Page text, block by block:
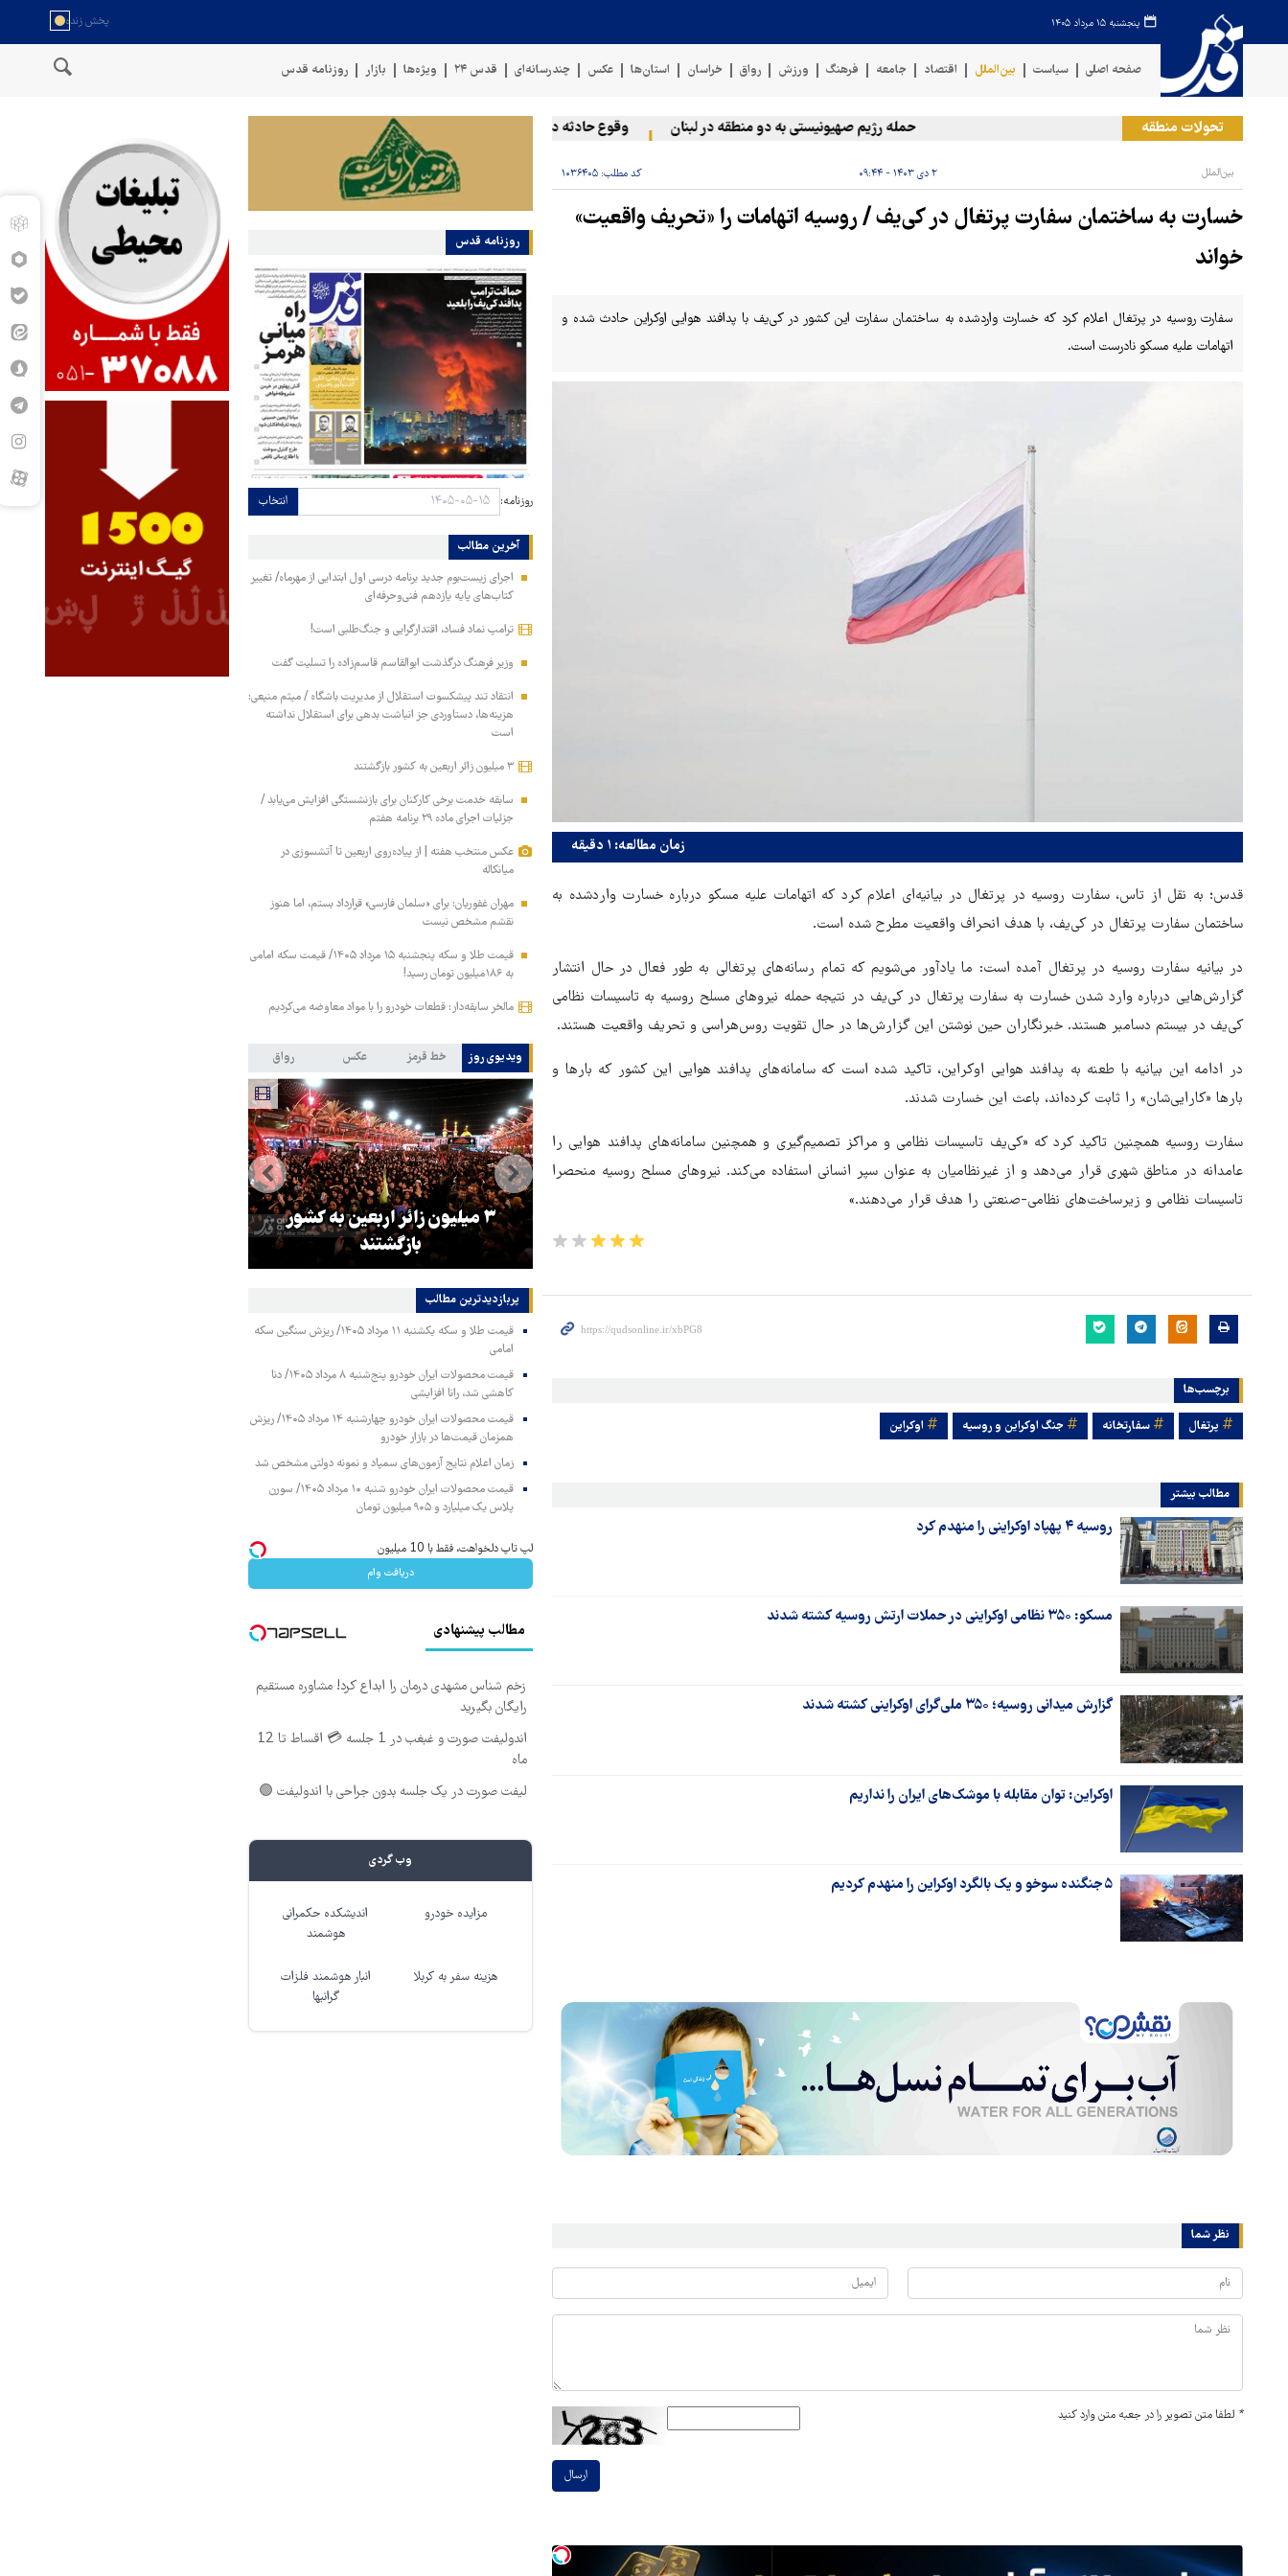
پنجشنبه ۱۵ مرداد ۱۴۰۵
صفحه اصلی سیاست بین‌الملل اقتصاد جامعه فرهنگ ورزش رواق خراسان استان‌ها عکس چندرسانه‌ای قدس ۲۴ ویژه‌ها بازار روزنامه قدس
تحولات منطقه حمله رژیم صهیونیستی به دو منطقه در لبنان وقوع حادثه دریایی در سواحل عمان سخنگوی نیروهای مسلح یمن: کشتی نفتی عربستان را با موشک بالستیک
بین‌الملل ۲ دی ۱۴۰۳ - ۰۹:۴۴ کد مطلب: ۱۰۳۶۴۰۵
خسارت به ساختمان سفارت پرتغال در کی‌یف / روسیه اتهامات را «تحریف واقعیت»
خواند
سفارت روسیه در پرتغال اعلام کرد که خسارت واردشده به ساختمان سفارت این کشور در کی‌یف با پدافند هوایی اوکراین حادث شده و
اتهامات علیه مسکو نادرست است.
زمان مطالعه: ۱ دقیقه
قدس؛ به نقل از تاس، سفارت روسیه در پرتغال در بیانیه‌ای اعلام کرد که اتهامات علیه مسکو درباره خسارت واردشده به
ساختمان سفارت پرتغال در کی‌یف، با هدف انحراف واقعیت مطرح شده است.
در بیانیه سفارت روسیه در پرتغال آمده است: ما یادآور می‌شویم که تمام رسانه‌های پرتغالی به طور فعال در حال انتشار
گزارش‌هایی درباره وارد شدن خسارت به سفارت پرتغال در کی‌یف در نتیجه حمله نیروهای مسلح روسیه به تاسیسات نظامی
کی‌یف در بیستم دسامبر هستند. خبرنگاران حین نوشتن این گزارش‌ها در حال تقویت روس‌هراسی و تحریف واقعیت هستند.
در ادامه این بیانیه با طعنه به پدافند هوایی اوکراین، تاکید شده است که سامانه‌های پدافند هوایی این کشور که بارها و
بارها «کارایی‌شان» را ثابت کرده‌اند، باعث این خسارت شدند.
سفارت روسیه همچنین تاکید کرد که «کی‌یف تاسیسات نظامی و مراکز تصمیم‌گیری و همچنین سامانه‌های پدافند هوایی را
عامدانه در مناطق شهری قرار می‌دهد و از غیرنظامیان به عنوان سپر انسانی استفاده می‌کند. نیروهای مسلح روسیه منحصرا
تاسیسات نظامی و زیرساخت‌های نظامی-صنعتی را هدف قرار می‌دهند.»
برچسب‌ها
پرتغال سفارتخانه جنگ اوکراین و روسیه اوکراین
مطالب بیشتر
روسیه ۴ پهپاد اوکراینی را منهدم کرد
مسکو: ۳۵۰ نظامی اوکراینی در حملات ارتش روسیه کشته شدند
گزارش میدانی روسیه؛ ۳۵۰ ملی‌گرای اوکراینی کشته شدند
اوکراین: توان مقابله با موشک‌های ایران را نداریم
۵ جنگنده سوخو و یک بالگرد اوکراین را منهدم کردیم
نظر شما
* لطفا متن تصویر را در جعبه متن وارد کنید
ارسال
روزنامه قدس
روزنامه: انتخاب
آخرین مطالب
اجرای زیست‌بوم جدید برنامه درسی اول ابتدایی از مهرماه/ تغییر
کتاب‌های پایه یازدهم فنی‌وحرفه‌ای
ترامپ نماد فساد، اقتدارگرایی و جنگ‌طلبی است!
وزیر فرهنگ درگذشت ابوالقاسم قاسم‌زاده را تسلیت گفت
انتقاد تند پیشکسوت استقلال از مدیریت باشگاه / میثم منیعی:
هزینه‌ها، دستاوردی جز انباشت بدهی برای استقلال نداشته
است
۳ میلیون زائر اربعین به کشور بازگشتند
سابقه خدمت برخی کارکنان برای بازنشستگی افزایش می‌یابد /
جزئیات اجرای ماده ۲۹ برنامه هفتم
عکس منتخب هفته | از پیاده‌روی اربعین تا آتشسوزی در
میانکاله
مهران غفوریان: برای «سلمان فارسی» قرارداد بستم، اما هنوز
نقشم مشخص نیست
قیمت طلا و سکه پنجشنبه ۱۵ مرداد ۱۴۰۵/ قیمت سکه امامی
به ۱۸۶میلیون تومان رسید!
مالخر سابقه‌دار: قطعات خودرو را با مواد معاوضه می‌کردیم
ویدیوی روز خط قرمز عکس رواق
جنگ‌طلبی است!
۳ میلیون زائر اربعین به کشور
بازگشتند
پربازدیدترین‌ مطالب
قیمت طلا و سکه یکشنبه ۱۱ مرداد ۱۴۰۵/ ریزش سنگین سکه
امامی
قیمت محصولات ایران خودرو پنج‌شنبه ۸ مرداد ۱۴۰۵/ دنا
کاهشی شد، رانا افزایشی
قیمت محصولات ایران خودرو چهارشنبه ۱۴ مرداد ۱۴۰۵/ ریزش
همزمان قیمت‌ها در بازار خودرو
زمان اعلام نتایج آزمون‌های سمپاد و نمونه دولتی مشخص شد
قیمت محصولات ایران خودرو شنبه ۱۰ مرداد ۱۴۰۵/ سورن
پلاس یک میلیارد و ۹۰۵ میلیون تومان
لپ تاپ دلخواهت، فقط با 10 میلیون
دریافت وام
مطالب پیشنهادی
زخم شناس مشهدی درمان را ابداع کرد! مشاوره مستقیم
رایگان بگیرید
اندولیفت صورت و غبغب در 1 جلسه 💳 اقساط تا 12
ماه
لیفت صورت در یک جلسه بدون جراحی با اندولیفت 🟢
وب گردی
مزایده خودرو
اندیشکده حکمرانی
هوشمند
هزینه سفر به کربلا
انبار هوشمند فلزات
گرانبها